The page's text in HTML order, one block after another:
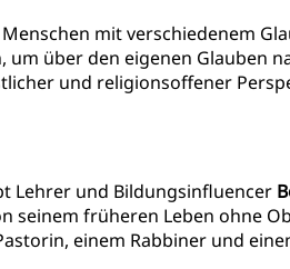
mit verschiedenem
über den eigenen Glauben
und religionsoffener
Lehrer und Bildungsinfluencer
seinem früheren Leben ohne
einem Rabbiner und